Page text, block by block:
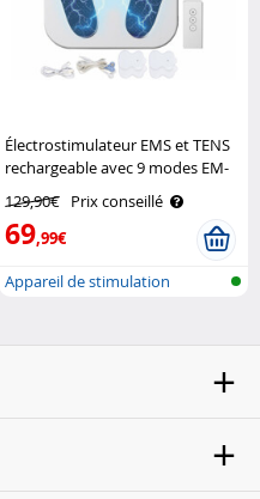
Électrostimulateur EMS et TENS
rechargeable avec 9 modes EM-
285 Newgen Medicals
129,90€ Prix conseillé
69,99€
Appareil de stimulation